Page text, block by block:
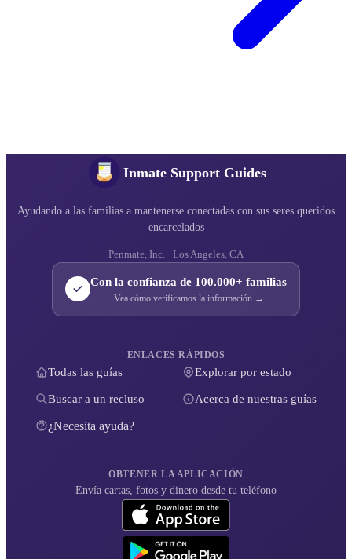
Inmate Support Guides
Ayudando a las familias a mantenerse conectadas con sus seres queridos
encarcelados
Penmate, Inc. · Los Angeles, CA
Con la confianza de 100.000+ familias
Vea cómo verificamos la información →
ENLACES RÁPIDOS
Todas las guías Explorar por estado
Buscar a un recluso Acerca de nuestras guías
¿Necesita ayuda?
OBTENER LA APLICACIÓN
Envía cartas, fotos y dinero desde tu teléfono